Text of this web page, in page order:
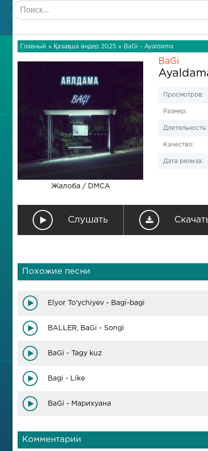
Главный » Қазақша әндер 2025 » BaGi - Ayaldama
Жалоба / DMCA
BaGi
Просмотров:
Размер:
Длительность:
Качество:
Дата релиза:
Слушать
Похожие песни
Elyor To'ychiyev - Bagi-bagi
BALLER, BaGi - Songi
BaGi - Tagy kuz
Bagi - Like
BaGi - Марихуана
Комментарии